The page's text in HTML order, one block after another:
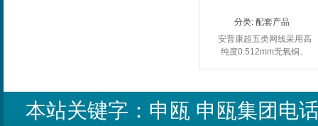
分类: 配套产品
安普康超五类网线采用高
纯度0.512mm无氧铜、
希望不要拿去同其他品牌
比价格，安普康只能告诉
您的是...
本站关键字： 申瓯 申瓯集团电